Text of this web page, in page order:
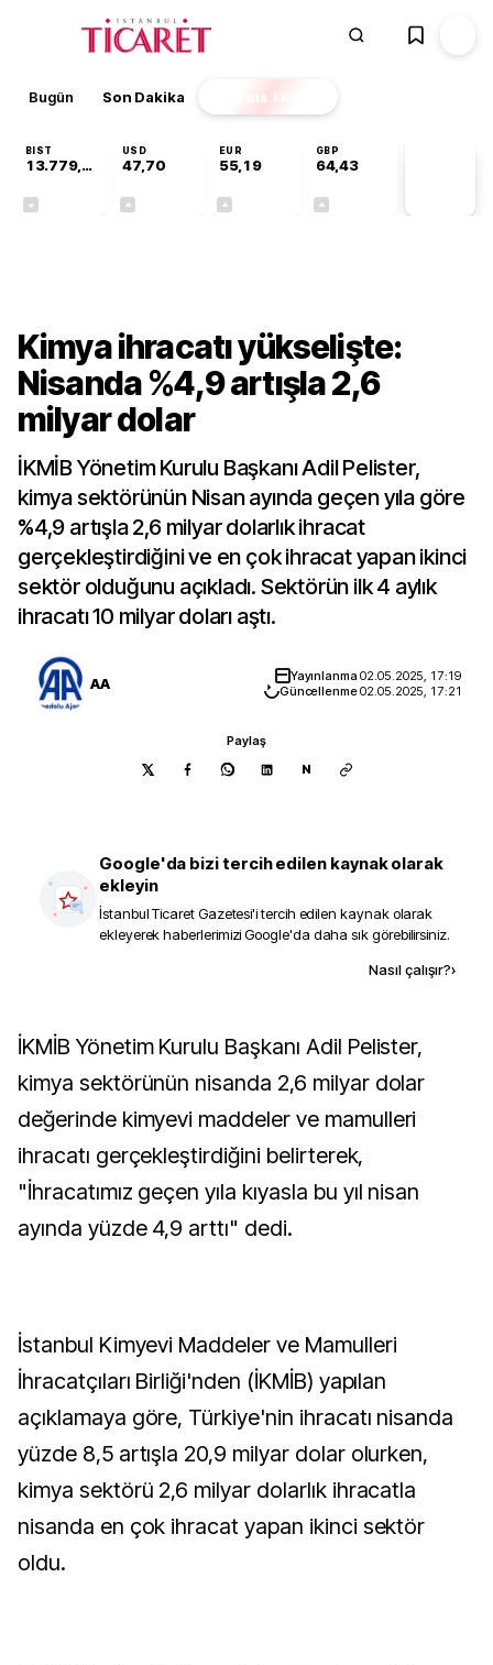
Bugün Son Dakika Finans EKSTRA
BIST
13.779,39
USD
47,70
EUR
55,19
GBP
64,43
Kimya ihracatı yükselişte:
Nisanda %4,9 artışla 2,6
milyar dolar
İKMİB Yönetim Kurulu Başkanı Adil Pelister,
kimya sektörünün Nisan ayında geçen yıla göre
%4,9 artışla 2,6 milyar dolarlık ihracat
gerçekleştirdiğini ve en çok ihracat yapan ikinci
sektör olduğunu açıkladı. Sektörün ilk 4 aylık
ihracatı 10 milyar doları aştı.
AA Yayınlanma02.05.2025, 17:19
Güncellenme02.05.2025, 17:21
Paylaş
N
Google'da bizi tercih edilen kaynak olarak
ekleyin
İstanbul Ticaret Gazetesi'i tercih edilen kaynak olarak
ekleyerek haberlerimizi Google'da daha sık görebilirsiniz.
Nasıl çalışır?›
İKMİB Yönetim Kurulu Başkanı Adil Pelister,
kimya sektörünün nisanda 2,6 milyar dolar
değerinde kimyevi maddeler ve mamulleri
ihracatı gerçekleştirdiğini belirterek,
"İhracatımız geçen yıla kıyasla bu yıl nisan
ayında yüzde 4,9 arttı" dedi.
İstanbul Kimyevi Maddeler ve Mamulleri
İhracatçıları Birliği'nden (İKMİB) yapılan
açıklamaya göre, Türkiye'nin ihracatı nisanda
yüzde 8,5 artışla 20,9 milyar dolar olurken,
kimya sektörü 2,6 milyar dolarlık ihracatla
nisanda en çok ihracat yapan ikinci sektör
oldu.